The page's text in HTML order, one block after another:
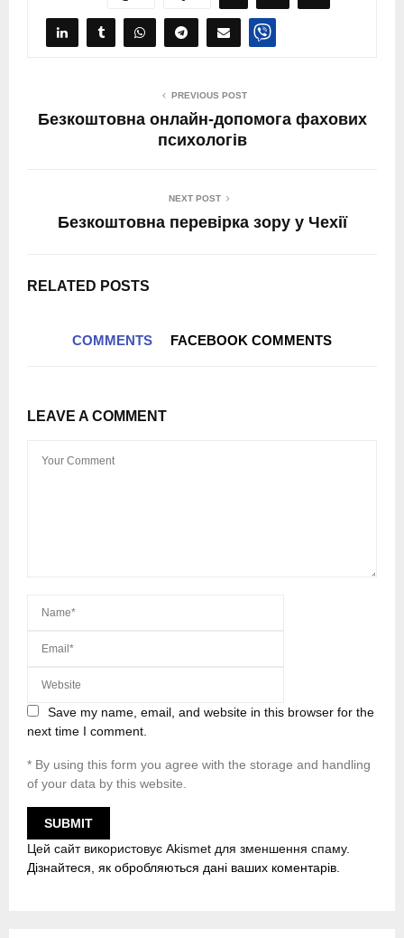
PREVIOUS POST
Безкоштовна онлайн-допомога фахових
психологів
NEXT POST
Безкоштовна перевірка зору у Чехії
RELATED POSTS
COMMENTS FACEBOOK COMMENTS
LEAVE A COMMENT
Save my name, email, and website in this browser for the
next time I comment.
* By using this form you agree with the storage and handling
of your data by this website.
Цей сайт використовує Akismet для зменшення спаму.
Дізнайтеся, як обробляються дані ваших коментарів.